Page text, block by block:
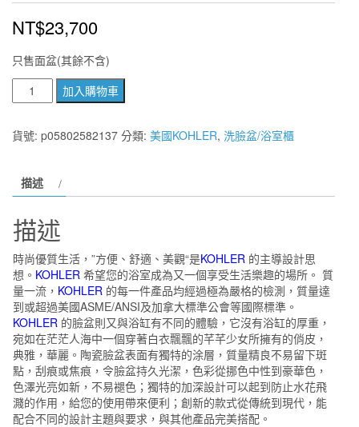
NT$23,700
只售面盆(其餘不含)
國
廠
KOHLER
系
上
盆
K-
2329-
1-
0
數
量
加入購物車
貨號: p05802582137 分類: 美國KOHLER, 洗臉盆/浴室櫃
描述
描述
時尚優質生活，”方便、舒適、美觀“是KOHLER 的主導設計思
想。 KOHLER 希望您的浴室成為又一個享受生活樂趣的場所。 質
量一流， KOHLER 的每一件產品均經過極為嚴格的檢測，質量達
到或超過美國ASME/ANSI及加拿大標準公會等國際標準。
KOHLER 的臉盆則又與浴缸有不同的體驗，它沒有浴缸的厚重，
宛如在茫茫人海中一個穿著白衣飄飄的芊芊少女所擁有的俏皮，
典雅，華麗。陶瓷臉盆表面有獨特的涂層，質量精良不易留下斑
點，刮痕或焦痕，令臉盆持久光潔，色彩從挪色中性到豪華色，
色澤光亮如新，不易褪色；獨特的加深設計可以起到防止水花飛
濺的作用，給您的使用帶來便利；創新的款式從傳統到現代，能
配合不同的設計主題與要求，與其他產品完美搭配。